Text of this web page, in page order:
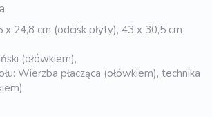
x 24,8 cm (odcisk płyty), 43 x 30,5 cm
(ołówkiem),
Wierzba płacząca (ołówkiem), technika